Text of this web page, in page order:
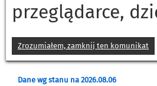
przeglądarce,
Zrozumiałem, zamknij ten komunikat
Dane wg stanu na 2026.08.06